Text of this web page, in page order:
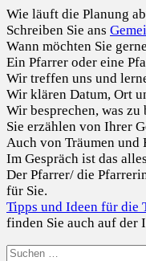
Wie läuft die Planung
Schreiben Sie ans
Wann möchten Sie
Ein Pfarrer oder eine
Wir treffen uns und
Wir klären Datum, Ort
Wir besprechen, was zu
Sie erzählen von Ihrer
Auch von Träumen und
Im Gespräch ist das
Der Pfarrer/ die
für Sie.
Tipps und Ideen für die
finden Sie auch auf der
Suchen